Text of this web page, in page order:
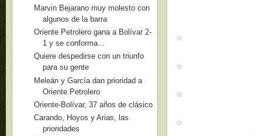
Marvin Bejarano muy molesto con
algunos de la barra
Oriente Petrolero gana a Bolívar 2-
1 y se conforma...
Quiere despedirse con un triunfo
para su gente
Meleán y García dan prioridad a
Oriente Petrolero
Oriente-Bolívar, 37 años de clásico
Carando, Hoyos y Arias, las
prioridades